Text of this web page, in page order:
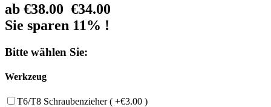
ab €38.00 €34.00
Sie sparen 11% !
Bitte wählen Sie:
Werkzeug
T6/T8 Schraubenzieher ( +€3.00 )